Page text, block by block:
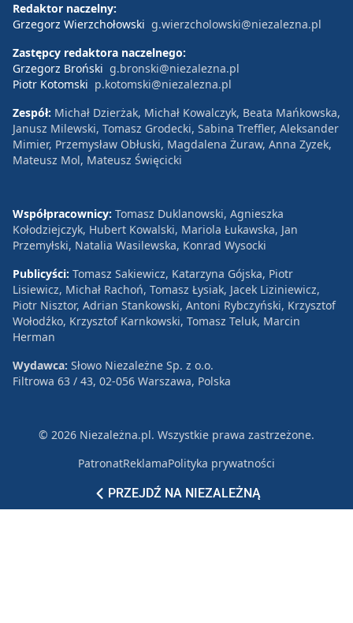
PRZEJDŹ NA NIEZALEŻNĄ
Redaktor naczelny:
Grzegorz Wierzchołowski g.wierzcholowski@niezalezna.pl
Zastępcy redaktora naczelnego:
Grzegorz Broński g.bronski@niezalezna.pl
Piotr Kotomski p.kotomski@niezalezna.pl
Zespół: Michał Dzierżak, Michał Kowalczyk, Beata Mańkowska,
Janusz Milewski, Tomasz Grodecki, Sabina Treffler, Aleksander
Mimier, Przemysław Obłuski, Magdalena Żuraw, Anna Zyzek,
Mateusz Mol, Mateusz Święcicki
Współpracownicy: Tomasz Duklanowski, Agnieszka
Kołodziejczyk, Hubert Kowalski, Mariola Łukawska, Jan
Przemyłski, Natalia Wasilewska, Konrad Wysocki
Publicyści: Tomasz Sakiewicz, Katarzyna Gójska, Piotr
Lisiewicz, Michał Rachoń, Tomasz Łysiak, Jacek Liziniewicz,
Piotr Nisztor, Adrian Stankowski, Antoni Rybczyński, Krzysztof
Wołodźko, Krzysztof Karnkowski, Tomasz Teluk, Marcin
Herman
Wydawca: Słowo Niezależne Sp. z o.o.
Filtrowa 63 / 43, 02-056 Warszawa, Polska
© 2026 Niezależna.pl. Wszystkie prawa zastrzeżone.
PatronatReklamaPolityka prywatności